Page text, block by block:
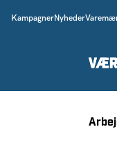
KampagnerNyheder